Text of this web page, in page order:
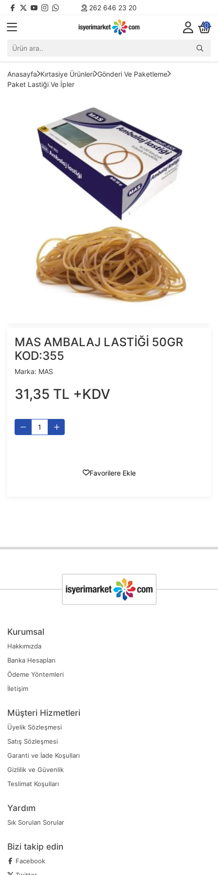
262 646 23 20
0
Anasayfa Kırtasiye Ürünleri Gönderi Ve Paketleme
Paket Lastiği Ve İpler
MAS AMBALAJ LASTİĞİ 50GR
KOD:355
Marka: MAS
31,35 TL +KDV
Favorilere Ekle
Kurumsal
Hakkımızda
Banka Hesapları
Ödeme Yöntemleri
İletişim
Müşteri Hizmetleri
Üyelik Sözleşmesi
Satış Sözleşmesi
Garanti ve İade Koşulları
Gizlilik ve Güvenlik
Teslimat Koşulları
Yardım
Sık Sorulan Sorular
Bizi takip edin
Facebook